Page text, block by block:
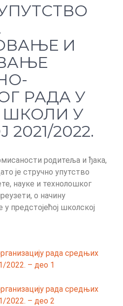
И
РАДА У
У
2022.
родитеља и ђака,
је стручно упутство
науке и технолошког
о начину
предстојећој школској
рада средњих
2022. – део 1
рада средњих
2022. – део 2